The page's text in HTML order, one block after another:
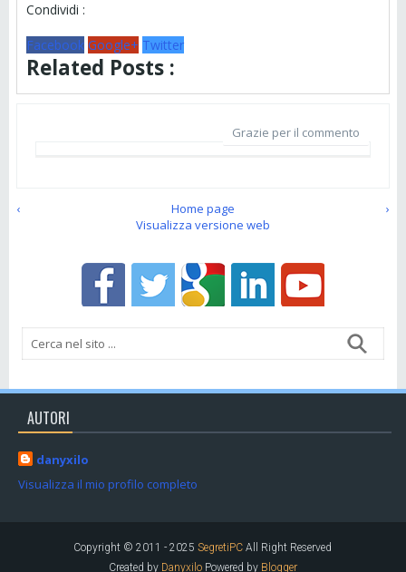
Condividi :
Facebook Google+ Twitter
Related Posts :
Grazie per il commento
‹ ›
Home page
Visualizza versione web
AUTORI
danyxilo
Visualizza il mio profilo completo
Copyright © 2011 - 2025SegretiPC All Right Reserved
Created by DanyxiloPowered by Blogger